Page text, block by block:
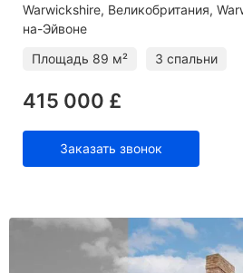
Warwickshire Великобритания,
на-Эйвоне
Площадь 89 м² 3 спальни
415 000 £
Заказать звонок